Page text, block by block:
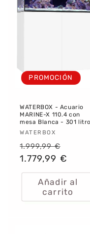
PROMOCIÓN
WATERBOX - Acuario
MARINE-X 110.4 con
mesa Blanca - 301
Proveedor:
WATERBOX
Precio
habitual
1.999,99 €
de
1.779,99 €
Añadir al
carrito